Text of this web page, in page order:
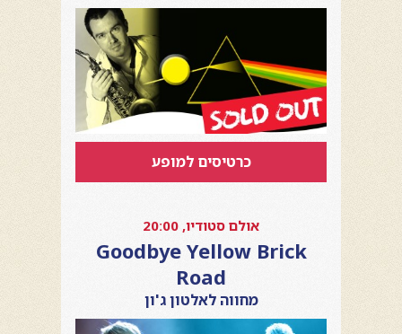
כרטיסים למופע
אולם סטודיו, 20:00
Goodbye Yellow Brick
Road
מחווה לאלטון ג'ון